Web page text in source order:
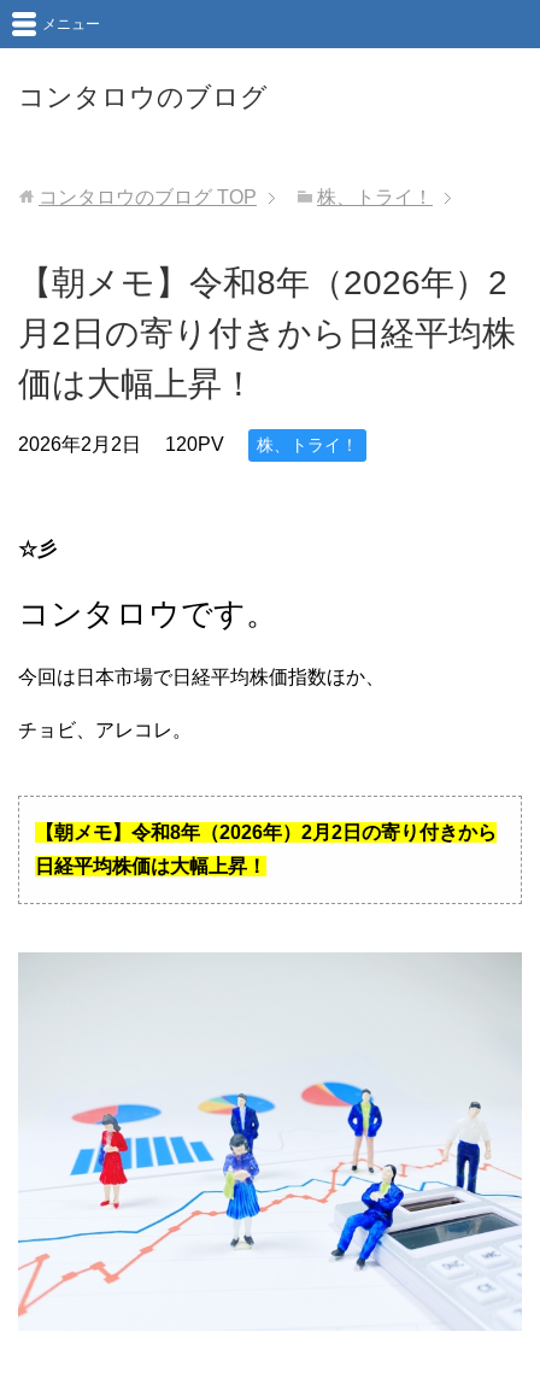
コンタロウのブログ
メニュー
コンタロウのブログ TOP 株、トライ！
【朝メモ】令和8年（2026年）2
月2日の寄り付きから日経平均株
価は大幅上昇！
2026年2月2日 120PV 株、トライ！
☆彡
コンタロウです。
今回は日本市場で日経平均株価指数ほか、
チョビ、アレコレ。
【朝メモ】令和8年（2026年）2月2日の寄り付きから
日経平均株価は大幅上昇！